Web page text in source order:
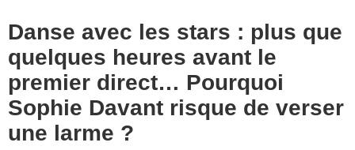
Danse avec les stars : plus que
quelques heures avant le
premier direct… Pourquoi
Sophie Davant risque de verser
une larme ?